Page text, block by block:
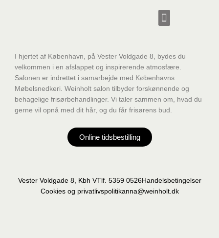
I hjertet af København, på Vester Voldgade 8, bydes du
velkommen i en afslappet og inspirerende atmosfære.
Salonen er indrettet i samarbejde med Københavns
Møbelsnedkeri. Weinholt salon tilbyder forskønnende og
behagelige frisørbehandlinger. Vi taler sammen om, hvad du
gerne vil opnå med dit hår, og du får frisørens bud.
Online tidsbestilling
Vester Voldgade 8, Kbh VTlf. 5359 0526Handelsbetingelser
Cookies og privatlivspolitikanna@weinholt.dk